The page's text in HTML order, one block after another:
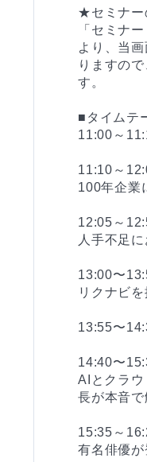
★セミナ
「セミナ
より、当
りますの
す。
■タイムテ
11:00～
11:10～
100年企業
12:05～
人手不足
13:00〜
リクナビ
13:55〜
14:40〜
AIとクラ
長が本音で
15:35～
有名俳優